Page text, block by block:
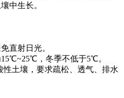
中生长。
直射日光。
15℃~25℃，冬季不低于5℃。
性土壤，要求疏松、透气、排水